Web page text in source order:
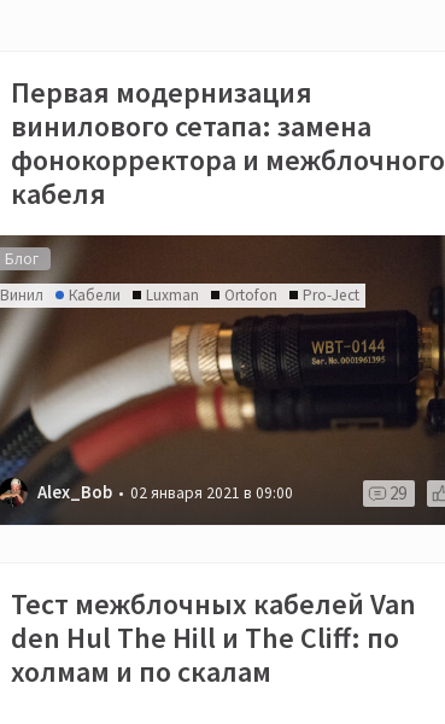
Первая модернизация
винилового сетапа: замена
фонокорректора и межблочного
кабеля
Блог
Винил
Кабели Luxman Ortofon Pro-Ject
Alex_Bob 02 января 2021 в 09:00 29
Тест межблочных кабелей Van
den Hul The Hill и The Cliff: по
холмам и по скалам